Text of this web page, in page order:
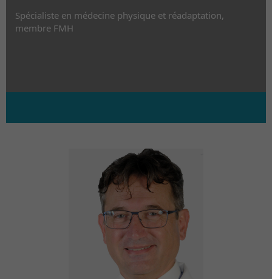
Spécialiste en médecine physique et réadaptation,
membre FMH